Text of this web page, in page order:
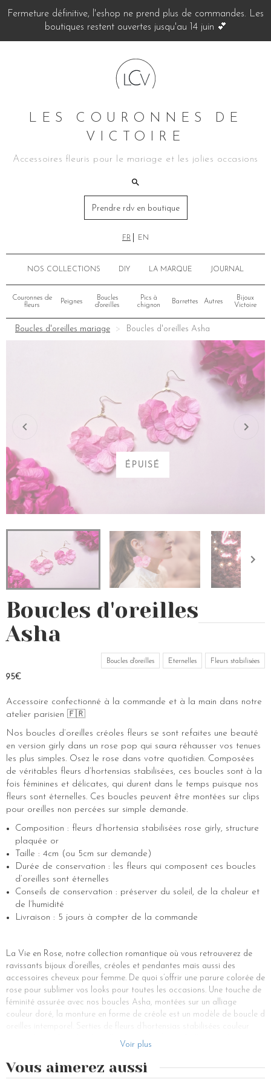
Fermeture définitive, l'eshop ne prend plus de commandes. Les
boutiques restent ouvertes jusqu'au 14 juin 💕
LES COURONNES DE
VICTOIRE
Accessoires fleuris pour le mariage et les jolies occasions
Prendre rdv en boutique
FR EN
NOS COLLECTIONS DIY LA MARQUE JOURNAL
Couronnes de
fleurs
Peignes
Boucles
d'oreilles
Pics à
chignon
Barrettes Autres
Bijoux
Victoire
Boucles d'oreilles mariage Boucles d'oreilles Asha
ÉPUISÉ
Boucles d'oreilles
Asha
Boucles d'oreilles Eternelles Fleurs stabilisées
95€
Accessoire confectionné à la commande et à la main dans notre
atelier parisien 🇫🇷
Nos boucles d’oreilles créoles fleurs se sont refaites une beauté
en version girly dans un rose pop qui saura réhausser vos tenues
les plus simples. Osez le rose dans votre quotidien. Composées
de véritables fleurs d’hortensias stabilisées, ces boucles sont à la
fois féminines et délicates, qui durent dans le temps puisque nos
fleurs sont éternelles. Ces boucles peuvent être montées sur clips
pour oreilles non percées sur simple demande.
Composition : fleurs d’hortensia stabilisées rose girly, structure
plaquée or
Taille : 4cm (ou 5cm sur demande)
Durée de conservation : les fleurs qui composent ces boucles
d’oreilles sont éternelles
Conseils de conservation : préserver du soleil, de la chaleur et
de l’humidité
Livraison : 5 jours à compter de la commande
La Vie en Rose, notre collection romantique où vous retrouverez de
ravissants bijoux d’oreilles, créoles et pendantes mais aussi des
accessoires cheveux pour femme. De quoi s’offrir une parure colorée de
rose pour sublimer vos looks pour toutes les occasions. Une touche de
féminité assurée avec nos boucles Asha, montées sur un alliage
couleur doré, la monture en forme de créole est un modèle de boucle d
rose girly, ces boucles d oreilles originales feront briller vos plus
élégantes tenues en apportant un côté “nouveauté” dans un style
bohème et glamour. Ces nouvelles boucles se portent sur oreilles
percées mais peuvent se transformer en boucles d oreilles clip sur
Voir plus
Vous aimerez aussi